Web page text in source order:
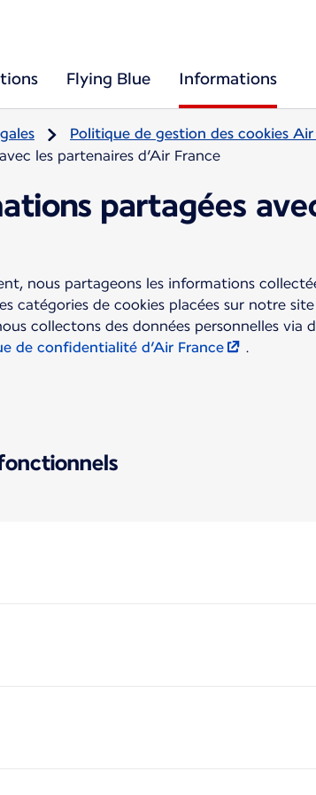
Flying Blue Informations
Politique de gestion des cookies Air
les partenaires d’Air France
partagées
nous partageons les informations
catégories de cookies placées sur notre
collectons des données personnelles
de confidentialité d’Air France
.